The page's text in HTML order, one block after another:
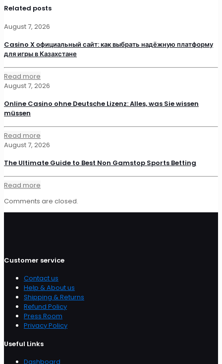
Related posts
August 7, 2026
Casino X официальный сайт: как выбрать надёжную платформу
для игры в Казахстане
Read more
August 7, 2026
Online Casino ohne Deutsche Lizenz: Alles, was Sie wissen
müssen
Read more
August 7, 2026
The Ultimate Guide to Best Non Gamstop Sports Betting
Read more
Comments are closed.
Customer service
Contact us
Help & About us
Shipping & Returns
Refund Policy
Press Room
Privacy Policy
Useful Links
Dashboard